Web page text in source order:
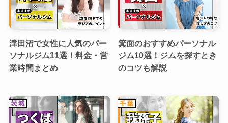
津田沼で女性に人気のパー
ソナルジム11選！料金・営
業時間まとめ
箕面のおすすめパーソナル
ジム10選！ジムを探すとき
のコツも解説